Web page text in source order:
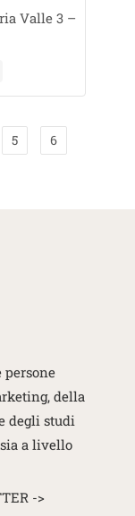
Valle 3 –
5
6
persone
della
degli studi
a livello
->